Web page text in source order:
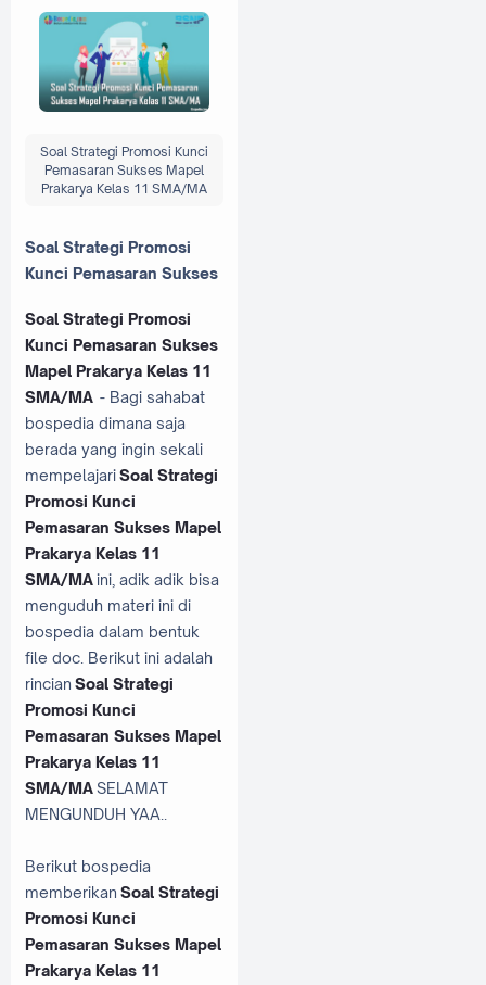
Soal Strategi Promosi Kunci
Pemasaran Sukses Mapel
Prakarya Kelas 11 SMA/MA
Soal Strategi Promosi
Kunci Pemasaran Sukses
Soal Strategi Promosi
Kunci Pemasaran Sukses
Mapel Prakarya Kelas 11
SMA/MA - Bagi sahabat
bospedia dimana saja
berada yang ingin sekali
mempelajariSoal Strategi
Promosi Kunci
Pemasaran Sukses Mapel
Prakarya Kelas 11
SMA/MAini, adik adik bisa
menguduh materi ini di
bospedia dalam bentuk
file doc. Berikut ini adalah
rincian Soal Strategi
Promosi Kunci
Pemasaran Sukses Mapel
Prakarya Kelas 11
SMA/MASELAMAT
MENGUNDUH YAA..
Berikut bospedia
memberikan Soal Strategi
Promosi Kunci
Pemasaran Sukses Mapel
Prakarya Kelas 11